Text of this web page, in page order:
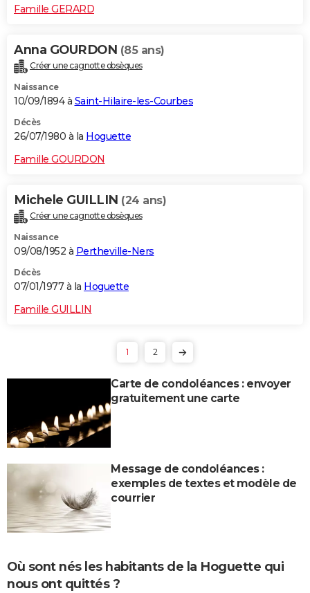
Famille GERARD
Anna GOURDON (85 ans)
Créer une cagnotte obsèques
Naissance
10/09/1894 à Saint-Hilaire-les-Courbes
Décès
26/07/1980 à la Hoguette
Famille GOURDON
Michele GUILLIN (24 ans)
Créer une cagnotte obsèques
Naissance
09/08/1952 à Pertheville-Ners
Décès
07/01/1977 à la Hoguette
Famille GUILLIN
1 2
Carte de condoléances : envoyer
gratuitement une carte
Message de condoléances :
exemples de textes et modèle de
courrier
Où sont nés les habitants de la Hoguette qui
nous ont quittés ?